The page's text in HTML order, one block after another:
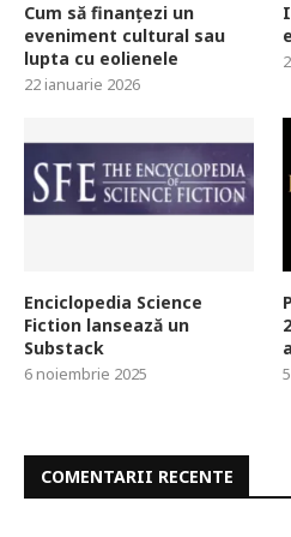
Cum să finanțezi un
eveniment cultural sau
lupta cu eolienele
22 ianuarie 2026
Enciclopedia Science
Fiction lansează un
Substack
6 noiembrie 2025
COMENTARII RECENTE